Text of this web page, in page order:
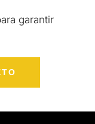
garantir